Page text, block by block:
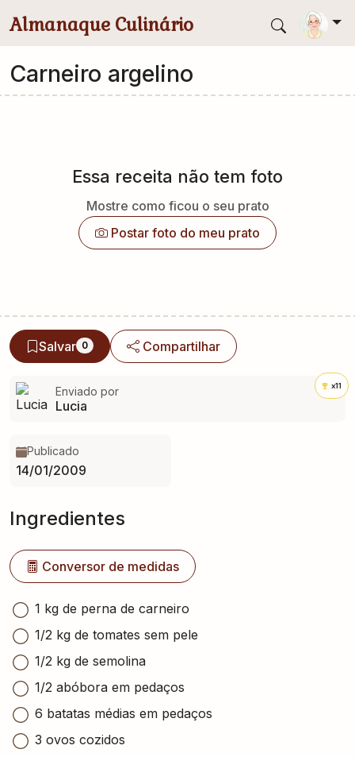
Almanaque Culinário
Carneiro argelino
Essa receita não tem foto
Mostre como ficou o seu prato
Postar foto do meu prato
Salvar 0 Compartilhar
Enviado por
Lucia
x11
Publicado
14/01/2009
Ingredientes
Conversor de medidas
1 kg de perna de carneiro
1/2 kg de tomates sem pele
1/2 kg de semolina
1/2 abóbora em pedaços
6 batatas médias em pedaços
3 ovos cozidos